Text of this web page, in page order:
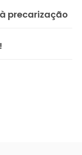
precarização